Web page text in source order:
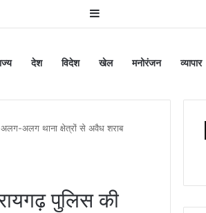
Sidebar
देश विदेश खेल मनोरंजन व्यापार
अलग थाना क्षेत्रों से अवैध शराब
पुलिस की